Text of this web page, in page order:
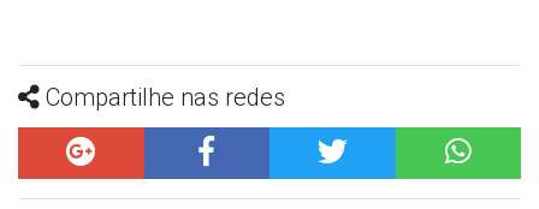
Compartilhe nas redes